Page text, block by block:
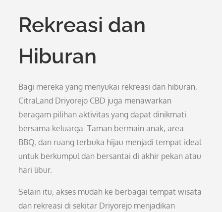
Rekreasi dan
Hiburan
Bagi mereka yang menyukai rekreasi dan hiburan,
CitraLand Driyorejo CBD juga menawarkan
beragam pilihan aktivitas yang dapat dinikmati
bersama keluarga. Taman bermain anak, area
BBQ, dan ruang terbuka hijau menjadi tempat ideal
untuk berkumpul dan bersantai di akhir pekan atau
hari libur.
Selain itu, akses mudah ke berbagai tempat wisata
dan rekreasi di sekitar Driyorejo menjadikan